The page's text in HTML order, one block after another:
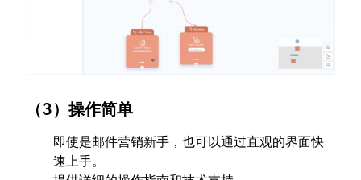
（3）操作简单
即使是邮件营销新手，也可以通过直观的界面快
速上手。